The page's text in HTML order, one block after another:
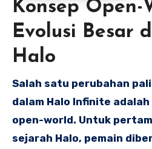
Konsep Open-
Evolusi Besar
Halo
Salah satu perubahan
dalam Halo Infinite
open-world. Untuk
sejarah Halo, pemain